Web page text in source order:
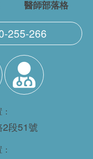
醫師部落格
255-266
段51號